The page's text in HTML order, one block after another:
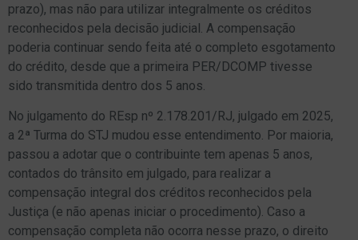
prazo), mas não para utilizar integralmente os créditos
reconhecidos pela decisão judicial. A compensação
poderia continuar sendo feita até o completo esgotamento
do crédito, desde que a primeira PER/DCOMP tivesse
sido transmitida dentro dos 5 anos.
No julgamento do REsp nº 2.178.201/RJ, julgado em 2025,
a 2ª Turma do STJ mudou esse entendimento. Por maioria,
passou a adotar que o contribuinte tem apenas 5 anos,
contados do trânsito em julgado, para realizar a
compensação integral dos créditos reconhecidos pela
Justiça (e não apenas iniciar o procedimento). Caso a
compensação completa não ocorra nesse prazo, o direito